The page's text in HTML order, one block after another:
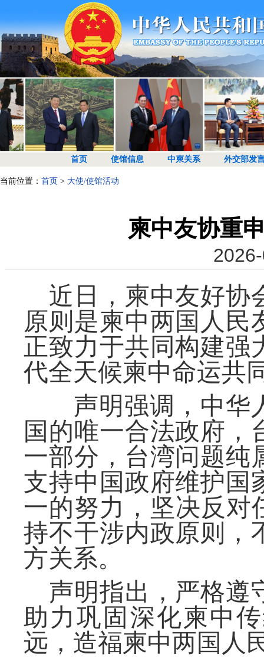
首页 使馆信息 中柬关系 外交部发
当前位置： 首页 > 大使/使馆活动
柬中友协重
近日， 柬中友好协
原则是柬中两国 人民
正致力于共同构建强
代全天候柬中命运共
声明强调， 中华
国的唯一合法政府 ，
一部分，台湾问题纯
支持中国政府维护国
一的努力，坚决反对
持不干涉内政原则，
方关系。
声明指出，严格遵
助力巩固深化柬中
远，造福柬中两国人